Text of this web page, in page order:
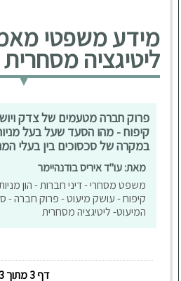
מידע משפטי
ליטיגציה מסחרית
פרוק חברה מטעמים של צדק
קיפוח - מהו הסעד שעל בעל
במקרה של סכסוכים בין בעלי
מאת: עו"ד איריס בודנהיימר
משפט מסחרי - דיני חברות - הון
קיפוח - עושק מיעוט - פרוק חברה -
המיעוט- ליטיגציה מסחרית
דף 3 מתוך 3